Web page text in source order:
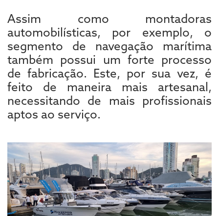
Assim como montadoras
automobilísticas, por exemplo, o
segmento de navegação marítima
também possui um forte processo
de fabricação. Este, por sua vez, é
feito de maneira mais artesanal,
necessitando de mais profissionais
aptos ao serviço.